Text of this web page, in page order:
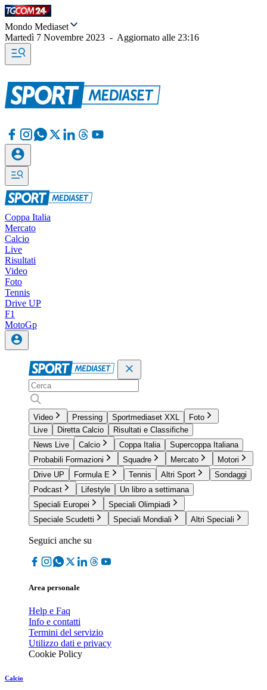
Mondo Mediaset
Martedì 7 Novembre 2023 - Aggiornato alle 23:16
Coppa Italia
Mercato
Calcio
Live
Risultati
Video
Foto
Tennis
Drive UP
F1
MotoGp
Video Pressing Sportmediaset XXL
Foto
Live
Diretta Calcio
Risultati e Classifiche
News Live
Calcio Coppa Italia
Supercoppa Italiana
Probabili Formazioni
Squadre Mercato
Motori
Drive UP
Formula E Tennis Altri Sport
Sondaggi
Podcast
Lifestyle
Un libro a settimana
Speciali Europei
Speciali Olimpiadi
Speciale Scudetti
Speciali Mondiali Altri Speciali
Seguici anche su
Area personale
Help e Faq
Info e contatti
Termini del servizio
Utilizzo dati e privacy
Cookie Policy
Calcio